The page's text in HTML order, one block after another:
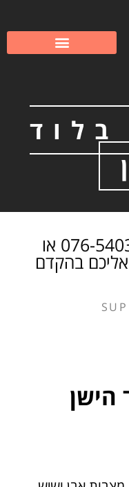
בלוד
התקשרו עכשיו 076-5403348 או
אליכם בהקדם
הישן